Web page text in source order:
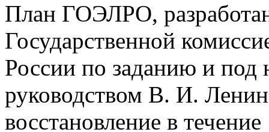
План ГОЭЛРО,
Государственной
России по заданию и под
руководством В. И.
восстановление в